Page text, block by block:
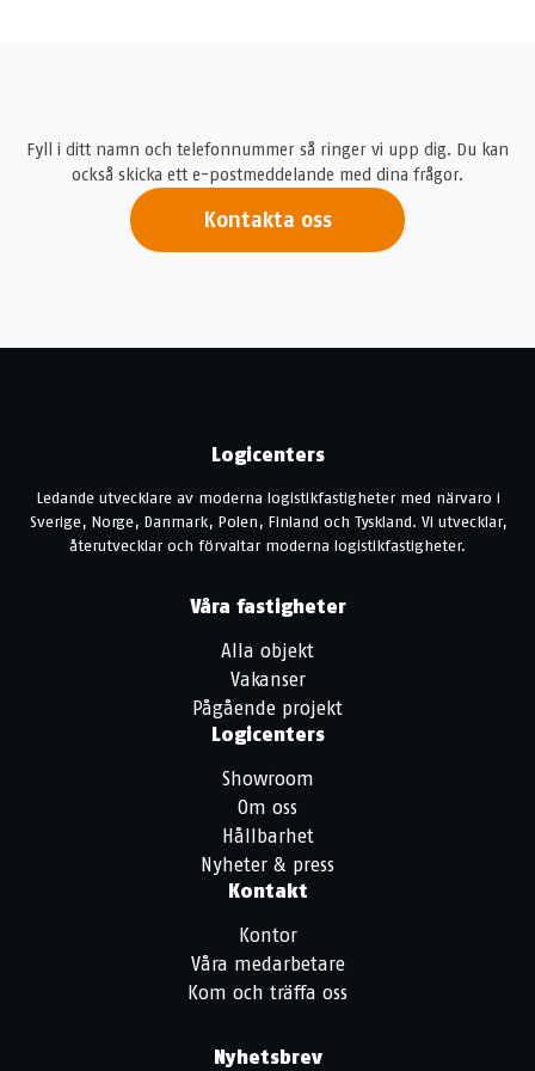
Fyll i ditt namn och telefonnummer så ringer vi upp dig. Du kan
också skicka ett e-postmeddelande med dina frågor.
Kontakta oss
Logicenters
Ledande utvecklare av moderna logistikfastigheter med närvaro i
Sverige, Norge, Danmark, Polen, Finland och Tyskland. Vi utvecklar,
återutvecklar och förvaltar moderna logistikfastigheter.
Våra fastigheter
Alla objekt
Vakanser
Pågående projekt
Logicenters
Showroom
Om oss
Hållbarhet
Nyheter & press
Kontakt
Kontor
Våra medarbetare
Kom och träffa oss
Nyhetsbrev